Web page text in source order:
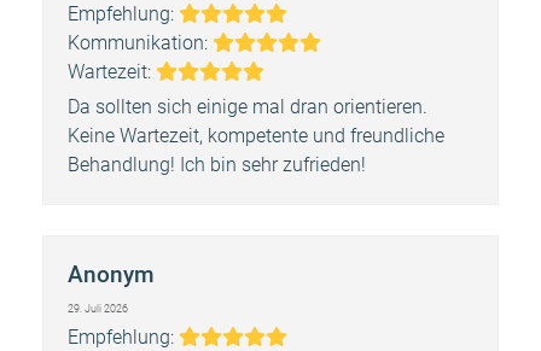
Empfehlung: Bewertung:
5
Kommunikation: Bewertung:
5
Wartezeit: Bewertung:
5
Da sollten sich einige mal dran orientieren.
Keine Wartezeit, kompetente und freundliche
Behandlung! Ich bin sehr zufrieden!
Anonym
29. Juli 2026
Empfehlung: Bewertung: